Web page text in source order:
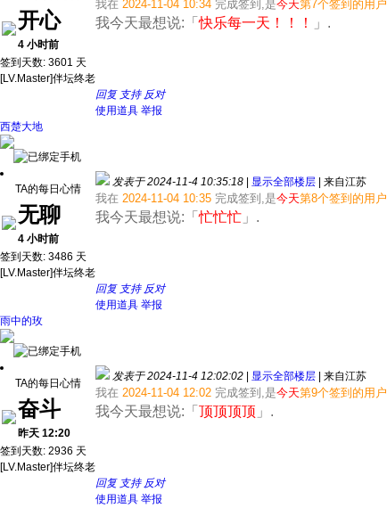
开心
4 小时前
签到天数: 3601 天
[LV.Master]伴坛终老
我在 2024-11-04 10:34 完成签到,是今天第7个签到的用户
我今天最想说:「快乐每一天！！！ 」.
回复 支持 反对
使用道具 举报
西楚大地
TA的每日心情
无聊
4 小时前
签到天数: 3486 天
[LV.Master]伴坛终老
发表于 2024-11-4 10:35:18 显示全部楼层 来自江苏
我在 2024-11-04 10:35 完成签到,是今天第8个签到的用户
我今天最想说:「忙忙忙 」.
回复 支持 反对
使用道具 举报
雨中的玫
TA的每日心情
奋斗
昨天 12:20
签到天数: 2936 天
[LV.Master]伴坛终老
发表于 2024-11-4 12:02:02 显示全部楼层 来自江苏
我在 2024-11-04 12:02 完成签到,是今天第9个签到的用户
我今天最想说:「 顶顶顶顶 」.
回复 支持 反对
使用道具 举报